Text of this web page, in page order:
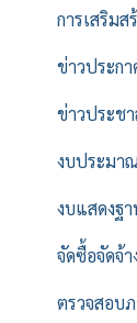
การเสริม
ข่าวประก
ข่าวประช
งบประมา
งบแสดงฐา
จัดซื้อจัดจ้า
ตรวจสอบ